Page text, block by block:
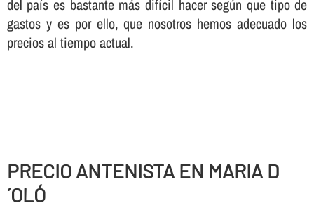
del paí­s es bastante más difí­cil hacer según que tipo de
gastos y es por ello, que nosotros hemos adecuado los
precios al tiempo actual.
PRECIO ANTENISTA EN MARIA D
´OLÓ